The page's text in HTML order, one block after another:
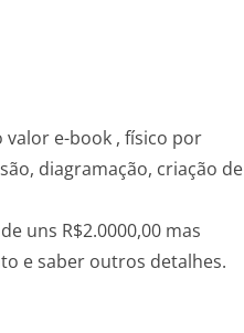
valor e-book , físico por
diagramação, criação de
uns R$2.0000,00 mas
e saber outros detalhes.